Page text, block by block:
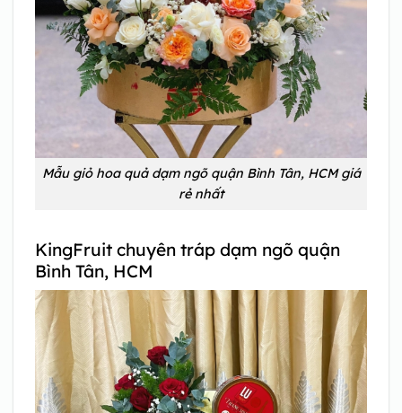
Mẫu giỏ hoa quả dạm ngõ quận Bình Tân, HCM giá
rẻ nhất
KingFruit chuyên tráp dạm ngõ quận
Bình Tân, HCM